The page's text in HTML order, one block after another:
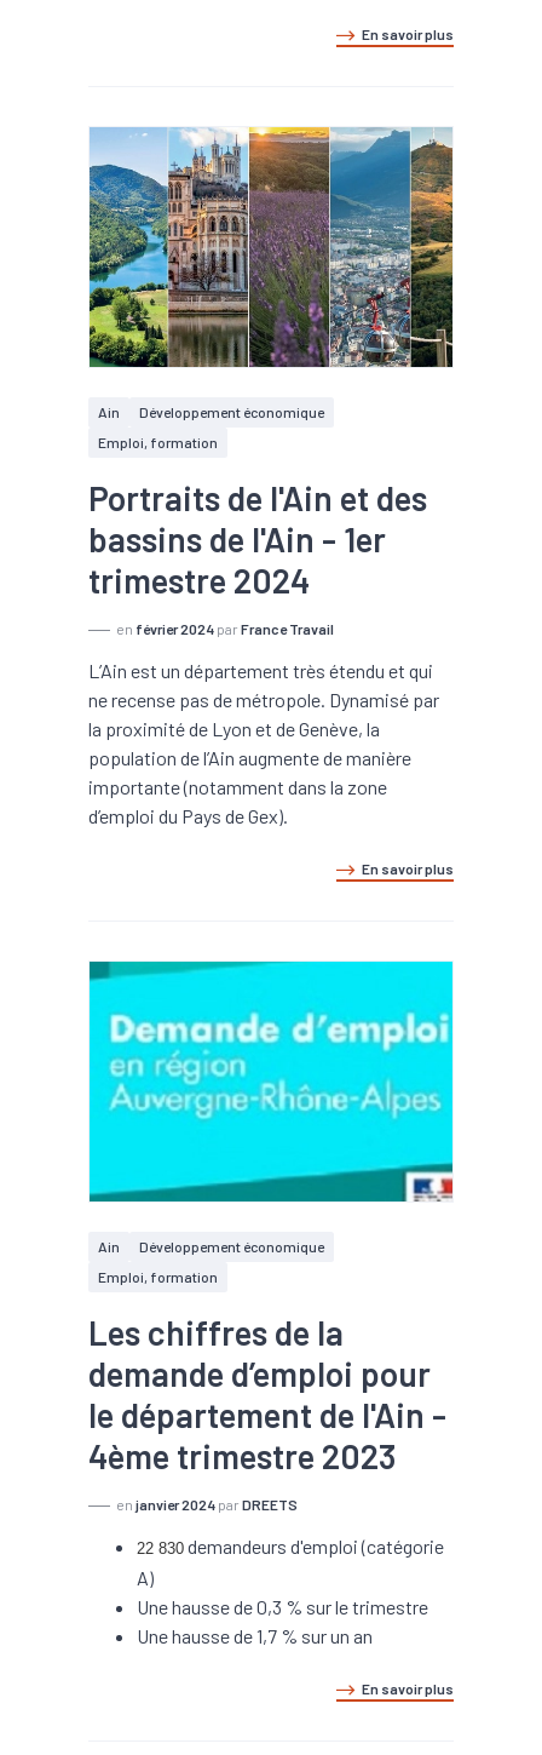
En savoir plus
Ain
Développement économique
Emploi, formation
Portraits de l'Ain et des
bassins de l'Ain - 1er
trimestre 2024
en février 2024 par France Travail
L’Ain est un département très étendu et qui
ne recense pas de métropole. Dynamisé par
la proximité de Lyon et de Genève, la
population de l’Ain augmente de manière
importante (notamment dans la zone
d’emploi du Pays de Gex).
En savoir plus
Ain
Développement économique
Emploi, formation
Les chiffres de la
demande d’emploi pour
le département de l'Ain -
4ème trimestre 2023
en janvier 2024 par DREETS
22 830 demandeurs d'emploi (catégorie
A)
Une hausse de 0,3 % sur le trimestre
Une hausse de 1,7 % sur un an
En savoir plus